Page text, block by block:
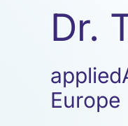
Dr.
Europe